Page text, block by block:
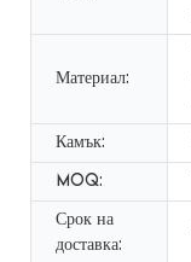
Материал:
Камък:
MOQ:
Срок на
доставка: